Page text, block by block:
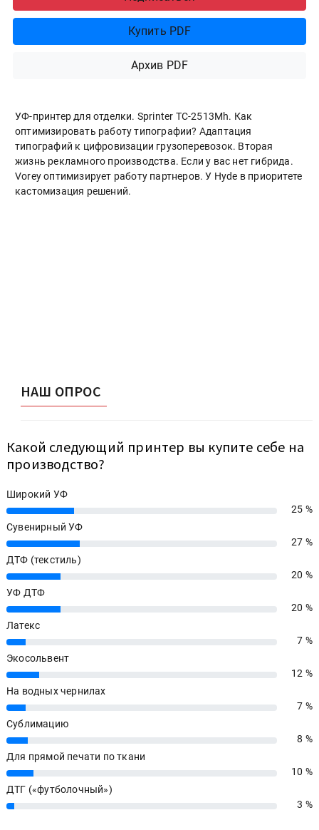
Купить PDF
Архив PDF
УФ-принтер для отделки. Sprinter ТС-2513Mh. Как
оптимизировать работу типографии? Адаптация
типографий к цифровизации грузоперевозок. Вторая
жизнь рекламного производства. Если у вас нет гибрида.
Vorey оптимизирует работу партнеров. У Hyde в приоритете
кастомизация решений.
НАШ ОПРОС
Какой следующий принтер вы купите себе на
производство?
Широкий УФ
25%
25 %
Сувенирный УФ
27%
27 %
ДТФ (текстиль)
20%
20 %
УФ ДТФ
20%
20 %
Латекс
7%
7 %
Экосольвент
12%
12 %
На водных чернилах
7%
7 %
Сублимацию
8%
8 %
Для прямой печати по ткани
10%
10 %
ДТГ («футболочный»)
3% 3 %